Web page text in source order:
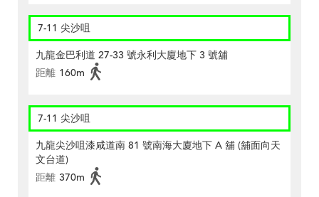
7-11 尖沙咀
九龍金巴利道 27-33 號永利大廈地下 3 號舖
距離 160m
7-11 尖沙咀
九龍尖沙咀漆咸道南 81 號南海大廈地下 A 舖 (舖面向天
文台道)
距離 370m